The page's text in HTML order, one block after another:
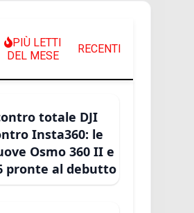
PIÙ LETTI
DEL MESE
RECENTI
totale DJI
Insta360: le
Osmo 360 II e
pronte al debutto